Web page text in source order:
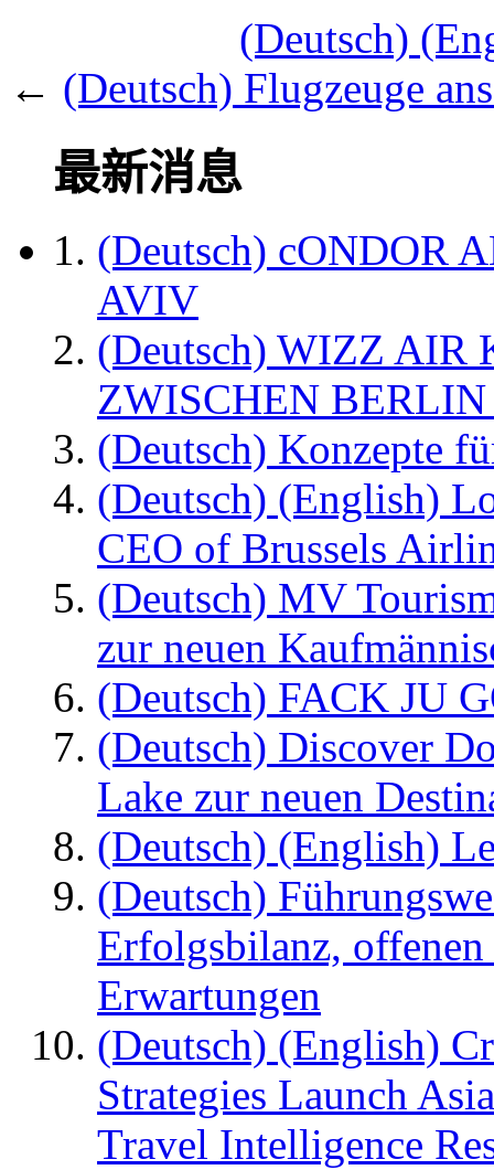
(Deutsch)
← (Deutsch) Flugzeuge
最新消息
(Deutsch) cONDOR
AVIV
(Deutsch) WIZZ AIR
ZWISCHEN
(Deutsch) Konzepte
(Deutsch) (English)
CEO of Brussels
(Deutsch) MV
zur neuen
(Deutsch) FACK JU
(Deutsch) Discover
Lake zur neuen
(Deutsch) (English)
(Deutsch)
Erfolgsbilanz,
Erwartungen
(Deutsch) (English)
Strategies Launch
Travel Intelligence